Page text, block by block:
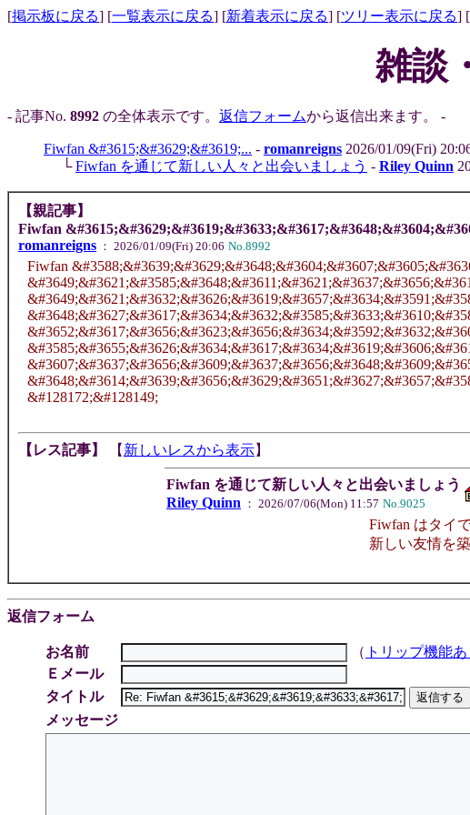
[掲示板に戻る] [一覧表示に戻る] [新着表示に戻る] [ツリー表示に戻る] [
雑談
- 記事No. 8992 の全体表示です。 返信フォームから返信出来ます。 -
Fiwfan &#3615;&#3629;&#3619;... - romanreigns 2026/01/09(Fri)
└Fiwfan を通じて新しい人々と出会いましょう - Riley Quinn
【親記事】
Fiwfan
romanreigns ： 2026/01/09(Fri) 20:06 No.8992
Fiwfan
&#128172;&#128149;
【レス記事】 【 新しいレスから表示】
Fiwfan を通じて新しい人々と出会いましょう
Riley Quinn ： 2026/07/06(Mon) 11:57 No.9025
Fiwfan はタイ
新しい友情を
返信フォーム
お名前 （ トリップ機能あ
Ｅメール
タイトル
メッセージ